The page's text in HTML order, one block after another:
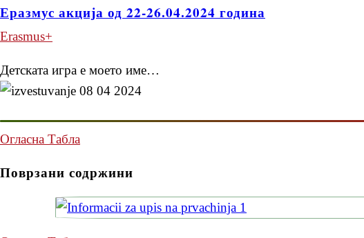
Еразмус акција од 22-26.04.2024 година
Erasmus+
Детската игра е моето име…
Огласна Табла
Поврзани содржини